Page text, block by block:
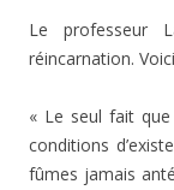
Le professeur
réincarnation.
« Le seul fait
conditions
fûmes jamais